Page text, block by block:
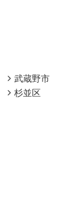
武蔵野市
杉並区